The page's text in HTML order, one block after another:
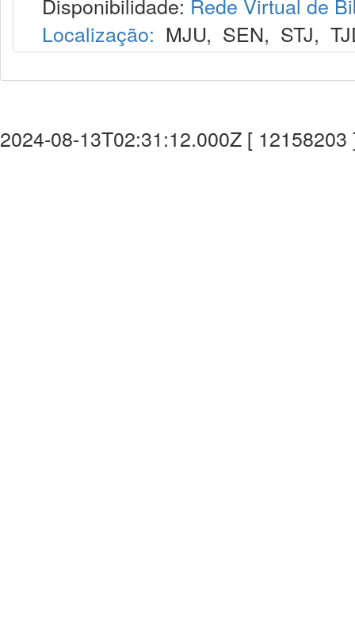
Localização: MJU, SEN, STJ,
2024-08-13T02:31:12.000Z [ 12158203